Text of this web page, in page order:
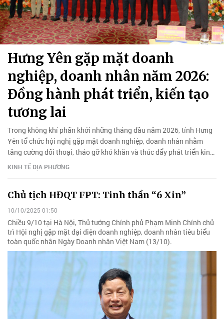
Hưng Yên gặp mặt doanh
nghiệp, doanh nhân năm 2026:
Đồng hành phát triển, kiến tạo
tương lai
Trong không khí phấn khởi những tháng đầu năm 2026, tỉnh Hưng
Yên tổ chức hội nghị gặp mặt doanh nghiệp, doanh nhân nhằm
tăng cường đối thoại, tháo gỡ khó khăn và thúc đẩy phát triển kinh
tế - xã hội.
KINH TẾ ĐỊA PHƯƠNG
Chủ tịch HĐQT FPT: Tinh thần “6 Xin”
10/10/2025 01:50
Chiều 9/10 tại Hà Nội, Thủ tướng Chính phủ Phạm Minh Chính chủ
trì Hội nghị gặp mặt đại diện doanh nghiệp, doanh nhân tiêu biểu
toàn quốc nhân Ngày Doanh nhân Việt Nam (13/10).